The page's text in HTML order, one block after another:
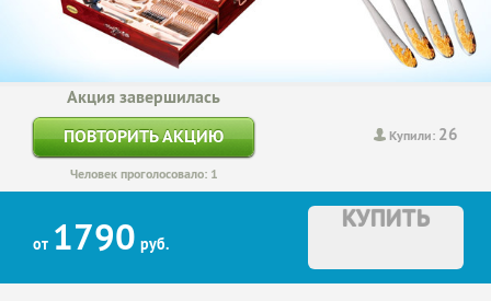
Купили: 26
Акция завершилась
ПОВТОРИТЬ АКЦИЮ
Человек проголосовало: 1
от 1790 руб.
КУПИТЬ